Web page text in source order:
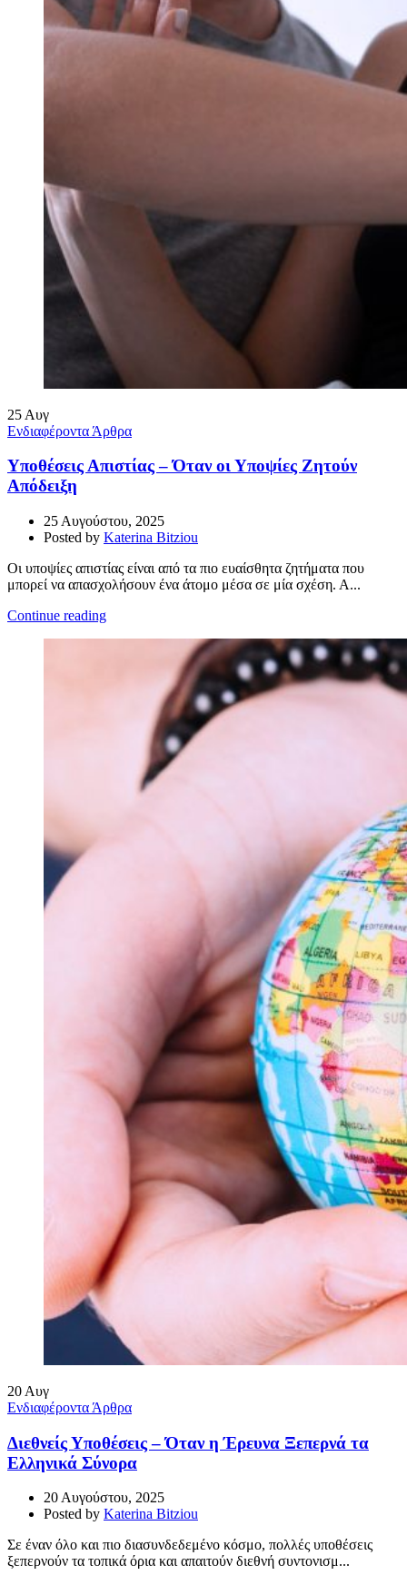
25 Αυγ
Ενδιαφέροντα Άρθρα
Υποθέσεις Απιστίας – Όταν οι Υποψίες Ζητούν
Απόδειξη
25 Αυγούστου, 2025
Posted by Katerina Bitziou
Οι υποψίες απιστίας είναι από τα πιο ευαίσθητα ζητήματα που
μπορεί να απασχολήσουν ένα άτομο μέσα σε μία σχέση. Α...
Continue reading
20 Αυγ
Ενδιαφέροντα Άρθρα
Διεθνείς Υποθέσεις – Όταν η Έρευνα Ξεπερνά τα
Ελληνικά Σύνορα
20 Αυγούστου, 2025
Posted by Katerina Bitziou
Σε έναν όλο και πιο διασυνδεδεμένο κόσμο, πολλές υποθέσεις
ξεπερνούν τα τοπικά όρια και απαιτούν διεθνή συντονισμ...